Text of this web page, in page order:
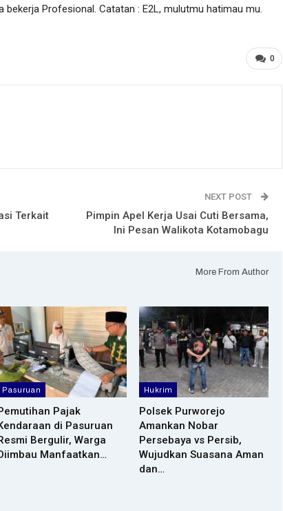
bekerja Profesional. Catatan : E2L, mulutmu hatimau mu.
0
Terkait
NEXT POST
Pimpin Apel Kerja Usai Cuti Bersama,
Ini Pesan Walikota Kotamobagu
More From Author
Pasuruan
Pajak
di Pasuruan
Bergulir, Warga
Manfaatkan…
Hukrim
Polsek Purworejo
Amankan Nobar
Persebaya vs Persib,
Wujudkan Suasana Aman
dan…